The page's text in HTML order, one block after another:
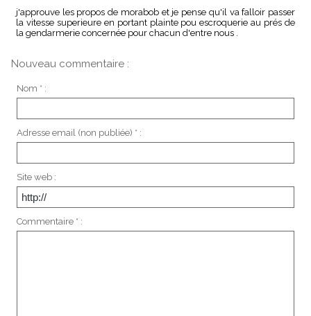
j'approuve les propos de morabob et je pense qu'il va falloir passer
la vitesse superieure en portant plainte pou escroquerie au prés de
la gendarmerie concernée pour chacun d'entre nous .
Nouveau commentaire :
Nom * :
Adresse email (non publiée) * :
Site web :
Commentaire * :